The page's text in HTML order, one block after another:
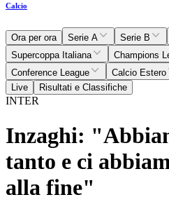
Calcio
Ora per ora Serie A Serie B
Supercoppa Italiana
Champions
Conference League
Calcio Estero
Live
Risultati e Classifiche
INTER
Inzaghi:
tanto e ci
alla fine"